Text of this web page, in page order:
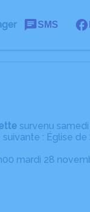
SMS
survenu samedi
: Église
mardi 28